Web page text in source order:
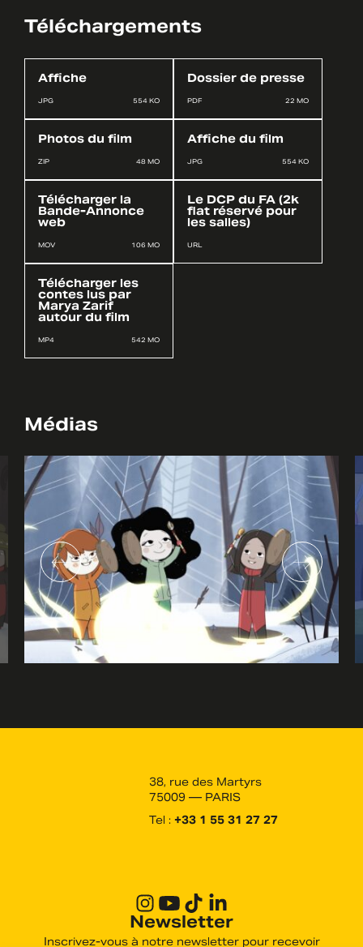
Téléchargements
Affiche
JPG 554 KO
Dossier de presse
PDF 22 MO
Photos du film
ZIP 48 MO
Affiche du film
JPG 554 KO
Télécharger la
Bande-Annonce
web
MOV 106 MO
Le DCP du FA (2k
flat réservé pour
les salles)
URL
Télécharger les
contes lus par
Marya Zarif
autour du film
MP4 542 MO
Médias
38, rue des Martyrs
75009 — PARIS
Tel : +33 1 55 31 27 27
Newsletter
Inscrivez-vous à notre newsletter pour recevoir